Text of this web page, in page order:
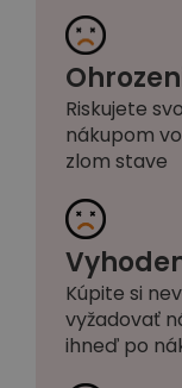
Riskujete
nákupom
zlom stave
Kúpite si
vyžadovať
ihneď po